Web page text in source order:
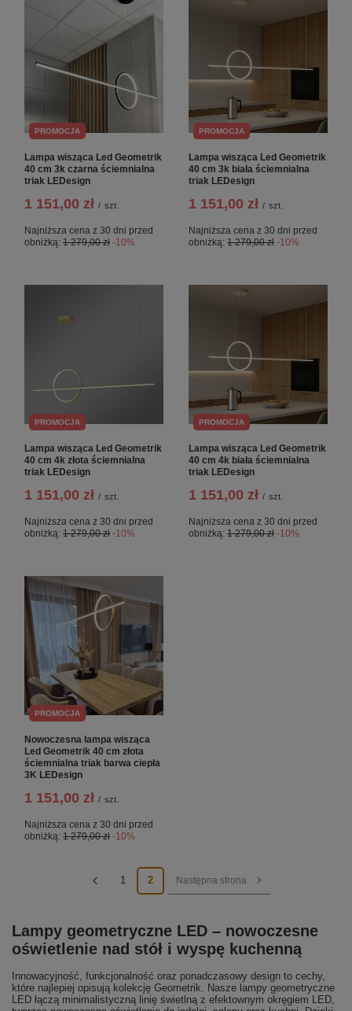
PROMOCJA
Lampa wisząca Led Geometrik
40 cm 3k czarna ściemnialna
triak LEDesign
1 151,00 zł / szt.
Najniższa cena z 30 dni przed
obniżką: 1 279,00 zł -10%
PROMOCJA
Lampa wisząca Led Geometrik
40 cm 3k biała ściemnialna
triak LEDesign
1 151,00 zł / szt.
Najniższa cena z 30 dni przed
obniżką: 1 279,00 zł -10%
PROMOCJA
Lampa wisząca Led Geometrik
40 cm 4k złota ściemnialna
triak LEDesign
1 151,00 zł / szt.
Najniższa cena z 30 dni przed
obniżką: 1 279,00 zł -10%
PROMOCJA
Lampa wisząca Led Geometrik
40 cm 4k biała ściemnialna
triak LEDesign
1 151,00 zł / szt.
Najniższa cena z 30 dni przed
obniżką: 1 279,00 zł -10%
PROMOCJA
Nowoczesna lampa wisząca
Led Geometrik 40 cm złota
ściemnialna triak barwa ciepła
3K LEDesign
1 151,00 zł / szt.
Najniższa cena z 30 dni przed
obniżką: 1 279,00 zł -10%
1 2 Następna strona
Lampy geometryczne LED – nowoczesne
oświetlenie nad stół i wyspę kuchenną
Innowacyjność, funkcjonalność oraz ponadczasowy design to cechy,
które najlepiej opisują kolekcję Geometrik. Nasze lampy geometryczne
LED łączą minimalistyczną linię świetlną z efektownym okręgiem LED,